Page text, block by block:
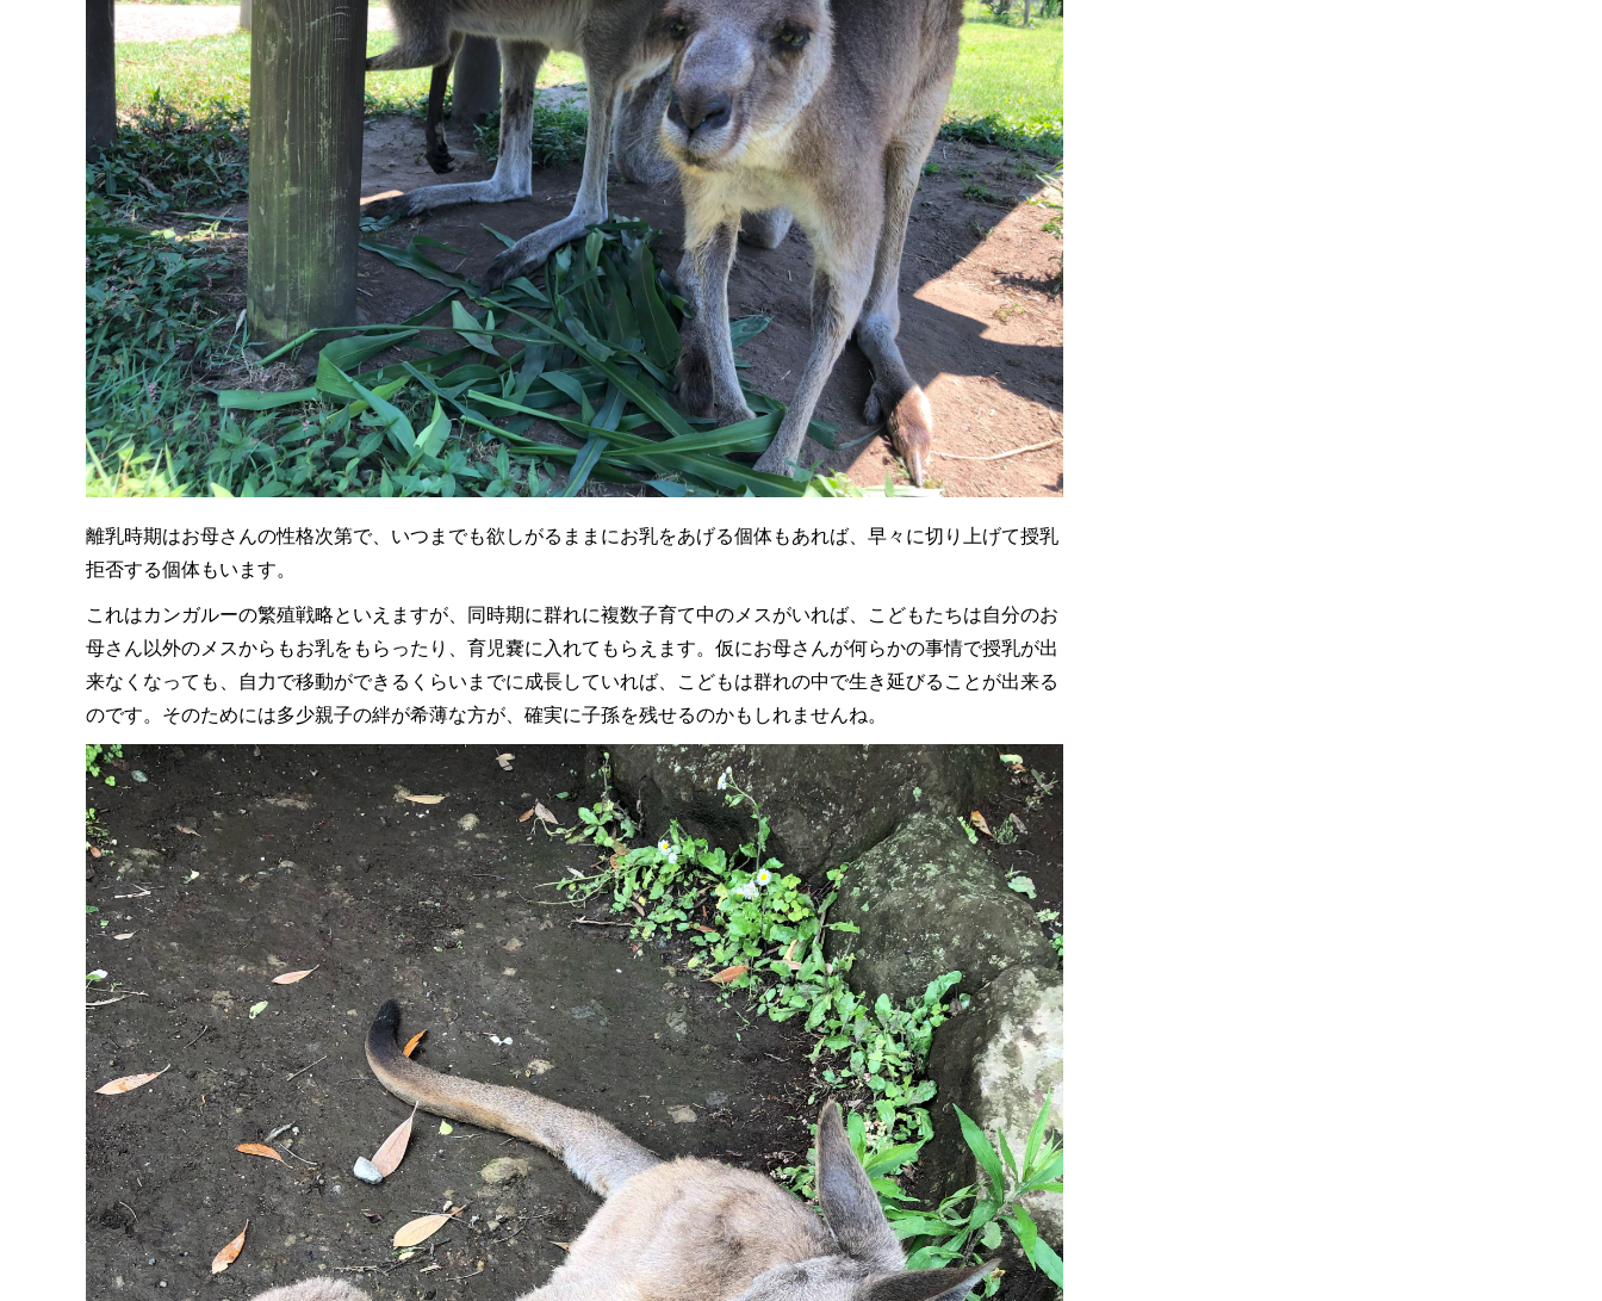
離乳時期はお母さんの性格次第で、いつまでも欲しがるままにお乳をあげる個体もあれば、早々に切り上げて授乳
拒否する個体もいます。
これはカンガルーの繁殖戦略といえますが、同時期に群れに複数子育て中のメスがいれば、こどもたちは自分のお
母さん以外のメスからもお乳をもらったり、育児嚢に入れてもらえます。仮にお母さんが何らかの事情で授乳が出
来なくなっても、自力で移動ができるくらいまでに成長していれば、こどもは群れの中で生き延びることが出来る
のです。そのためには多少親子の絆が希薄な方が、確実に子孫を残せるのかもしれませんね。